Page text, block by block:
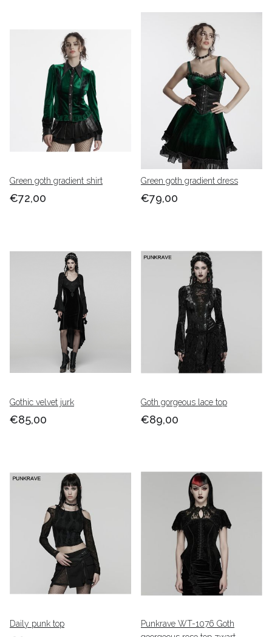
Green goth gradient shirt
€72,00
Green goth gradient dress
€79,00
Gothic velvet jurk
€85,00
Goth gorgeous lace top
€89,00
Daily punk top
Punkrave WT-1076 Goth